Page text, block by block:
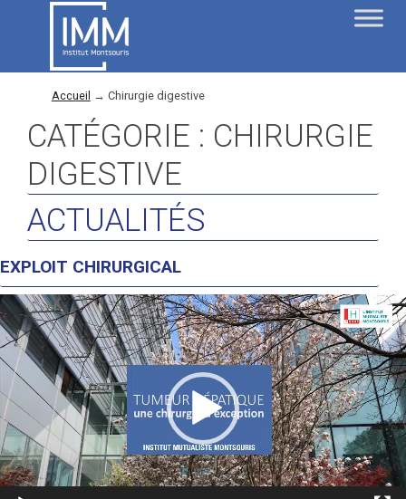
Accueil → Chirurgie digestive
CATÉGORIE : CHIRURGIE
DIGESTIVE
ACTUALITÉS
EXPLOIT CHIRURGICAL
Lecteur
vidéo